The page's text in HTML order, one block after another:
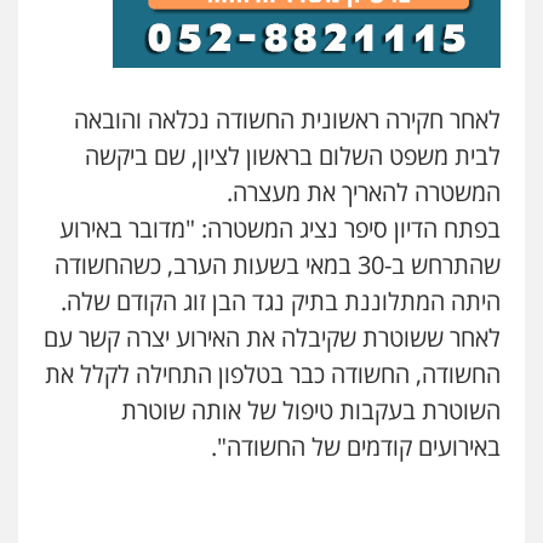
משרד עורכי דין חן ברוך
פלילי דיני תעבורה מעצרים וחקירות
עו"ד קארין לגטיוי
פלילי פשיעה חמורה
0507446995
משרד עורכי דין טאי שרקי
אסירים תעבורה
0547556464
עו"ד אילן אלימלך
פלילי פשיעה חמורה תעבורה
לאחר חקירה ראשונית החשודה נכלאה והובאה
לבית משפט השלום בראשון לציון, שם ביקשה
המשטרה להאריך את מעצרה.
בפתח הדיון סיפר נציג המשטרה: "מדובר באירוע
שהתרחש ב-30 במאי בשעות הערב, כשהחשודה
היתה המתלוננת בתיק נגד הבן זוג הקודם שלה.
לאחר ששוטרת שקיבלה את האירוע יצרה קשר עם
החשודה, החשודה כבר בטלפון התחילה לקלל את
השוטרת בעקבות טיפול של אותה שוטרת
באירועים קודמים של החשודה".